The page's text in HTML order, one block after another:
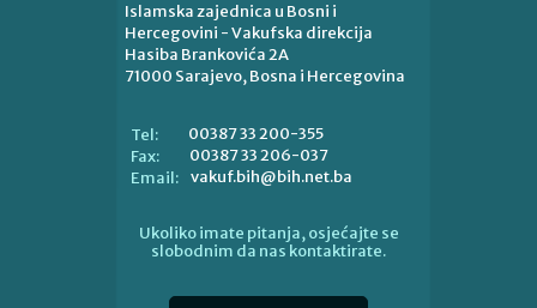
Islamska zajednica u Bosni i
Hercegovini - Vakufska direkcija
Hasiba Brankovića 2A
71000 Sarajevo, Bosna i Hercegovina
Tel:
00387 33 200-355
Fax:
00387 33 206-037
Email: vakuf.bih@bih.net.ba
Ukoliko imate pitanja, osjećajte se
slobodnim da nas kontaktirate.